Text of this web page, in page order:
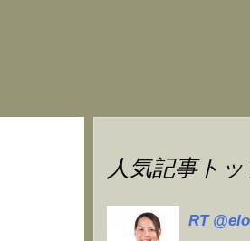
人気記事ト
RT